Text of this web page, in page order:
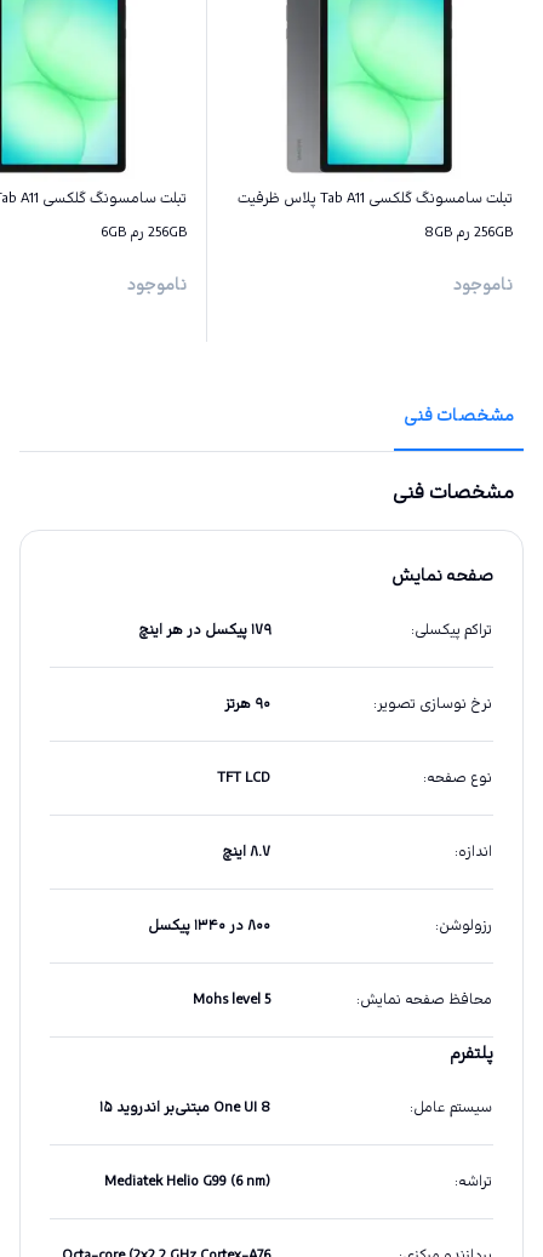
تبلت سامسونگ گلکسی Tab A11 پلاس ظرفیت
256GB رم 8GB
ناموجود
256GB رم 6GB
ناموجود
مشخصات فنی
مشخصات فنی
صفحه نمایش
تراکم پیکسلی: ۱۷۹ پیکسل در هر اینچ
نرخ نوسازی تصویر: ۹۰ هرتز
نوع صفحه:
TFT LCD
اندازه: ۸.۷ اینچ
رزولوشن: ۸۰۰ در ۱۳۴۰ پیکسل
محافظ صفحه نمایش:
Mohs level 5
پلتفرم
سیستم عامل: One UI 8 مبتنی‌بر اندروید ۱۵
تراشه:
Mediatek Helio G99 (6 nm)